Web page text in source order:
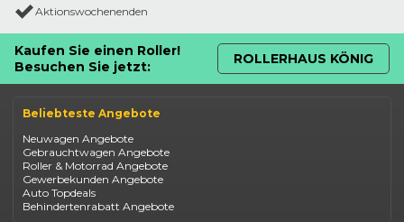
Aktionswochenenden
Kaufen Sie einen Roller!
Besuchen Sie jetzt:
ROLLERHAUS KÖNIG
Beliebteste Angebote
Neuwagen Angebote
Gebrauchtwagen Angebote
Roller & Motorrad Angebote
Gewerbekunden Angebote
Auto Topdeals
Behindertenrabatt Angebote